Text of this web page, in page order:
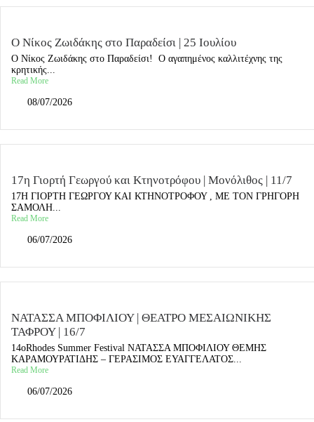
Ο Νίκος Ζωιδάκης στο Παραδείσι | 25 Ιουλίου
Ο Νίκος Ζωιδάκης στο Παραδείσι! Ο αγαπημένος καλλιτέχνης της
κρητικής...
Read More
08/07/2026
17η Γιορτή Γεωργού και Κτηνοτρόφου | Μονόλιθος | 11/7
17Η ΓΙΟΡΤΗ ΓΕΩΡΓΟΥ ΚΑΙ ΚΤΗΝΟΤΡΟΦΟΥ , ΜΕ ΤΟΝ ΓΡΗΓΟΡΗ
ΣΑΜΟΛΗ...
Read More
06/07/2026
ΝΑΤΑΣΣΑ ΜΠΟΦΙΛΙΟΥ | ΘΕΑΤΡΟ ΜΕΣΑΙΩΝΙΚΗΣ
ΤΑΦΡΟΥ | 16/7
14οRhodes Summer Festival ΝΑΤΑΣΣΑ ΜΠΟΦΙΛΙΟΥ ΘΕΜΗΣ
ΚΑΡΑΜΟΥΡΑΤΙΔΗΣ – ΓΕΡΑΣΙΜΟΣ ΕΥΑΓΓΕΛΑΤΟΣ...
Read More
06/07/2026